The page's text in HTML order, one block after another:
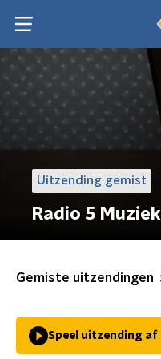
Uitzending gemist
Radio 5
Gemiste uitzendingen
Speel uitzending af